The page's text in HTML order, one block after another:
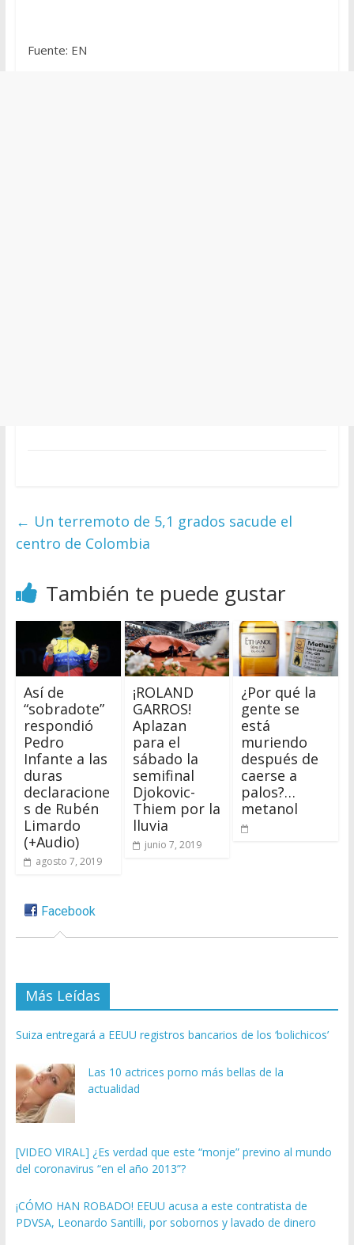
Fuente: EN
← Un terremoto de 5,1 grados sacude el
centro de Colombia
También te puede gustar
Así de
“sobradote”
respondió
Pedro
Infante a las
duras
declaracione
s de Rubén
Limardo
(+Audio)
agosto 7, 2019
¡ROLAND
GARROS!
Aplazan
para el
sábado la
semifinal
Djokovic-
Thiem por la
lluvia
junio 7, 2019
¿Por qué la
gente se
está
muriendo
después de
caerse a
palos?…
metanol
Facebook
Más Leídas
Suiza entregará a EEUU registros bancarios de los ‘bolichicos’
Las 10 actrices porno más bellas de la
actualidad
[VIDEO VIRAL] ¿Es verdad que este “monje” previno al mundo
del coronavirus “en el año 2013”?
¡CÓMO HAN ROBADO! EEUU acusa a este contratista de
PDVSA, Leonardo Santilli, por sobornos y lavado de dinero